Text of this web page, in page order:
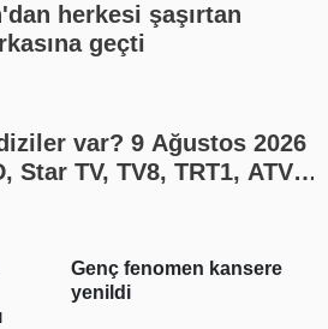
herkesi şaşırtan
geçti
var? 9 Ağustos 2026
Star TV, TV8, TRT1, ATV
Genç fenomen kansere
yenildi